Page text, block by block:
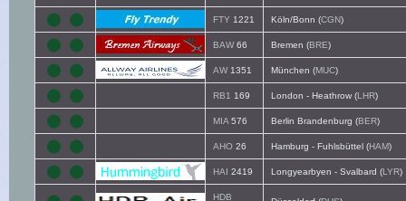
FTY 1221 Köln/Bonn (CGN)
BAW66 Bremen (BRE)
AW1351 München (MUC)
RB1 169 London - Heathrow (LHR)
MIA 576 Berlin Brandenburg (BER)
AHO 26 Hamburg - Fuhlsbüttel (HAM)
HAI 2419 Longyearbyen - Svalbard (LYR)
HDB